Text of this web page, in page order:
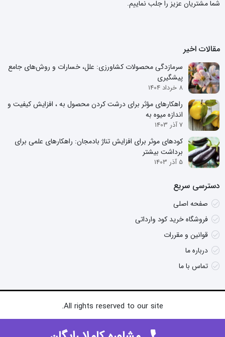
شما مشتریان عزیز را جلب نماییم.
مقالات اخیر
سرمازدگی محصولات کشاورزی: علل، خسارات و روش‌های جامع
پیشگیری
8 خرداد 1404
راهکارهای مؤثر برای درشت کردن محصول به ، افزایش کیفیت و
اندازه میوه به
7 آذر 1403
کودهای موثر برای افزایش تناژ بادمجان: راهکارهای علمی برای
برداشت بیشتر
5 آذر 1403
دسترسی سریع
صفحه اصلی
فروشگاه خرید کود وارداتی
قوانین و مقررات
درباره ما
تماس با ما
All rights reserved to our site.